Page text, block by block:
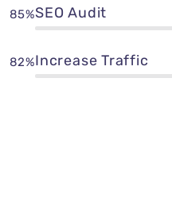
SEO Audit
85%
Increase Traffic
82%